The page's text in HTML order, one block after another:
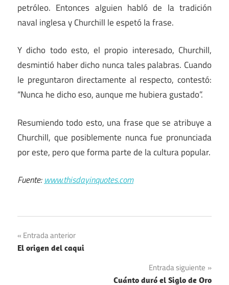
petróleo. Entonces alguien habló de la tradición
naval inglesa y Churchill le espetó la frase.
Y dicho todo esto, el propio interesado, Churchill,
desmintió haber dicho nunca tales palabras. Cuando
le preguntaron directamente al respecto, contestó:
“Nunca he dicho eso, aunque me hubiera gustado”.
Resumiendo todo esto, una frase que se atribuye a
Churchill, que posiblemente nunca fue pronunciada
por este, pero que forma parte de la cultura popular.
Fuente:www.thisdayinquotes.com
Navegación
de
Entrada anterior
El origen del caqui
Entrada siguiente
Cuánto duró el Siglo de Oro